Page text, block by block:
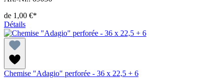
de 1,00 €*
Détails
Chemise "Adagio" perforée - 36 x 22,5 + 6